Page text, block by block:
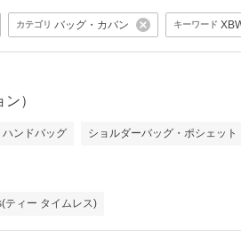
カテゴリ バッグ・カバン キーワード
）
ハンドバッグ ショルダーバッグ・ポシェット
ティー タイムレス)